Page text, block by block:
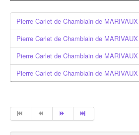
Pierre Carlet de Chamblain de
Pierre Carlet de Chamblain de
Pierre Carlet de Chamblain de
Pierre Carlet de Chamblain de